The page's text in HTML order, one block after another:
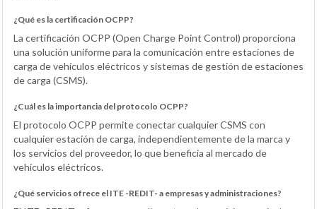
¿Qué es la certificación OCPP?
La certificación OCPP (Open Charge Point Control) proporciona
una solución uniforme para la comunicación entre estaciones de
carga de vehículos eléctricos y sistemas de gestión de estaciones
de carga (CSMS).
¿Cuál es la importancia del protocolo OCPP?
El protocolo OCPP permite conectar cualquier CSMS con
cualquier estación de carga, independientemente de la marca y
los servicios del proveedor, lo que beneficia al mercado de
vehículos eléctricos.
¿Qué servicios ofrece el ITE -REDIT- a empresas y administraciones?